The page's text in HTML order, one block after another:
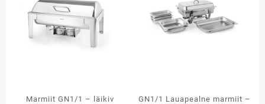
Marmiit GN1/1 – läikiv
GN1/1 Lauapealne marmiit –